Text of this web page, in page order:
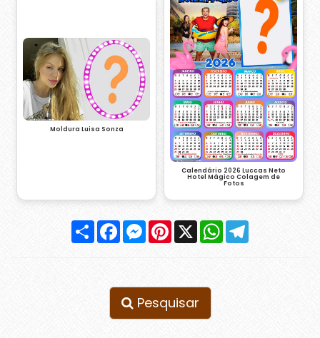
Moldura Luisa Sonza
Calendário 2026 Luccas Neto
Hotel Mágico Colagem de
Fotos
Compartilhar
FacebookMessenger
Pinterest
X WhatsApp
Pesquisar